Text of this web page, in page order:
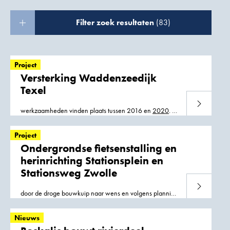
Filter zoek resultaten (83)
Project
Versterking Waddenzeedijk
Texel
werkzaamheden vinden plaats tussen 2016 en 2020. Er
GemalenGrote delen van de Waddenzeedijk op Texel
Lees meer
Project
Ondergrondse fietsenstalling en
herinrichting Stationsplein en
Stationsweg Zwolle
door de droge bouwkuip naar wens en volgens planning
ondergrondse fietsenstalling geopend voor gebruik
Lees meer
Nieuws